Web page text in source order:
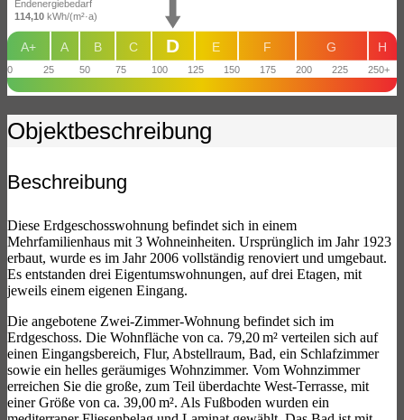
0 25 50 75 100 125 150 175 200 225 250+
H
G
F
E
C
B
A
A+ D
Endenergiebedarf
114,10 kWh/(m²·a)
Objekt­beschreibung
Beschreibung
Diese Erdgeschosswohnung befindet sich in einem
Mehrfamilienhaus mit 3 Wohneinheiten. Ursprünglich im Jahr 1923
erbaut, wurde es im Jahr 2006 vollständig renoviert und umgebaut.
Es entstanden drei Eigentumswohnungen, auf drei Etagen, mit
jeweils einem eigenen Eingang.
Die angebotene Zwei-Zimmer-Wohnung befindet sich im
Erdgeschoss. Die Wohnfläche von ca. 79,20 m² verteilen sich auf
einen Eingangsbereich, Flur, Abstellraum, Bad, ein Schlafzimmer
sowie ein helles geräumiges Wohnzimmer. Vom Wohnzimmer
erreichen Sie die große, zum Teil überdachte West-Terrasse, mit
einer Größe von ca. 39,00 m². Als Fußboden wurden ein